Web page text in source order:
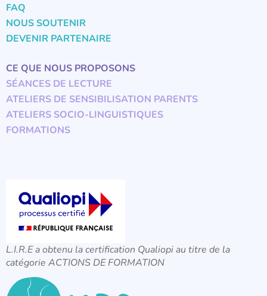
FAQ
NOUS SOUTENIR
DEVENIR PARTENAIRE
CE QUE NOUS PROPOSONS
SÉANCES DE LECTURE
ATELIERS DE SENSIBILISATION PARENTS
ATELIERS SOCIO-LINGUISTIQUES
FORMATIONS
L.I.R.E a obtenu la certification Qualiopi au titre de la
catégorie ACTIONS DE FORMATION